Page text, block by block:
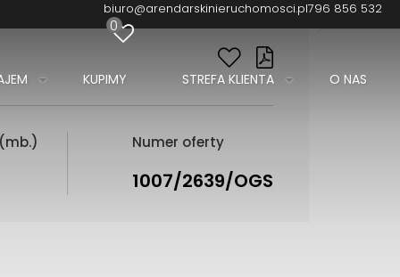
biuro@arendarskinieruchomosci.pl796 856 532
0
KUPIMY STREFA KLIENTA O NAS
Numer oferty
1007/2639/OGS